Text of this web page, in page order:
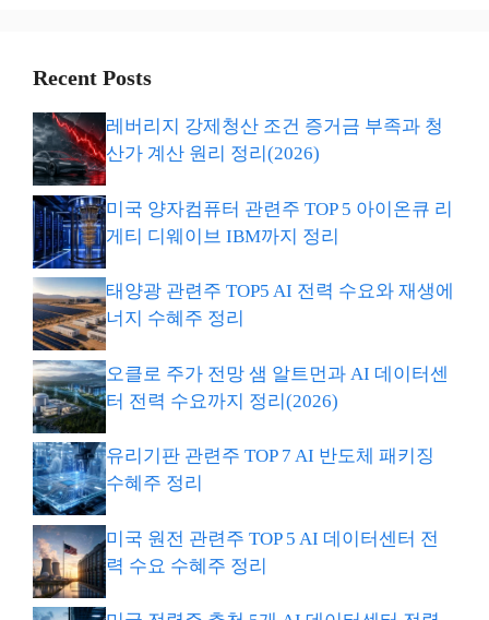
Recent Posts
레버리지 강제청산 조건 증거금 부족과 청
산가 계산 원리 정리(2026)
미국 양자컴퓨터 관련주 TOP 5 아이온큐 리
게티 디웨이브 IBM까지 정리
태양광 관련주 TOP5 AI 전력 수요와 재생에
너지 수혜주 정리
오클로 주가 전망 샘 알트먼과 AI 데이터센
터 전력 수요까지 정리(2026)
유리기판 관련주 TOP 7 AI 반도체 패키징
수혜주 정리
미국 원전 관련주 TOP 5 AI 데이터센터 전
력 수요 수혜주 정리